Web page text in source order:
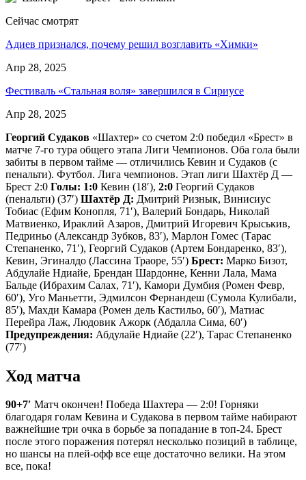
Сейчас смотрят
Адиев признался, почему решил возглавить «Химки»
Апр 28, 2025
Фестиваль «Стальная воля» завершился в Сириусе
Апр 28, 2025
Георгий Судаков «Шахтер» со счетом 2:0 победил «Брест» в
матче 7-го тура общего этапа Лиги Чемпионов. Оба гола были
забиты в первом тайме — отличились Кевин и Судаков (с
пенальти). Футбол. Лига чемпионов. Этап лиги Шахтёр Д —
Брест 2:0 Голы: 1:0 Кевин (18′), 2:0 Георгий Судаков
(пенальти) (37′) Шахтёр Д: Дмитрий Ризнык, Винисиус
Тобиас (Ефим Конопля, 71′), Валерий Бондарь, Николай
Матвиенко, Ираклий Азаров, Дмитрий Игоревич Крыськив,
Педриньо (Александр Зубков, 83′), Марлон Гомес (Тарас
Степаненко, 71′), Георгий Судаков (Артем Бондаренко, 83′),
Кевин, Эгиналдо (Лассина Траоре, 55′) Брест: Марко Бизот,
Абдулайе Ндиайе, Брендан Шардонне, Кенни Лала, Мама
Бальде (Ибрахим Салах, 71′), Камори Думбия (Ромен Февр,
60′), Уго Маньетти, Эдмилсон Фернандеш (Сумола Кулибали,
85′), Махди Камара (Ромен дель Кастильо, 60′), Матиас
Перейра Лаж, Людовик Ажорк (Абдалла Сима, 60′)
Предупреждения: Абдулайе Ндиайе (22′), Тарас Степаненко
(77′)
Ход матча
90+7′ Матч окончен! Победа Шахтера — 2:0! Горняки
благодаря голам Кевина и Судакова в первом тайме набирают
важнейшие три очка в борьбе за попадание в топ-24. Брест
после этого поражения потерял несколько позиций в таблице,
но шансы на плей-офф все еще достаточно велики. На этом
все, пока!